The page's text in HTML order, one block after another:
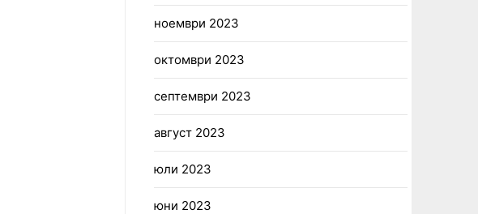
ноември 2023
октомври 2023
септември 2023
август 2023
юли 2023
юни 2023